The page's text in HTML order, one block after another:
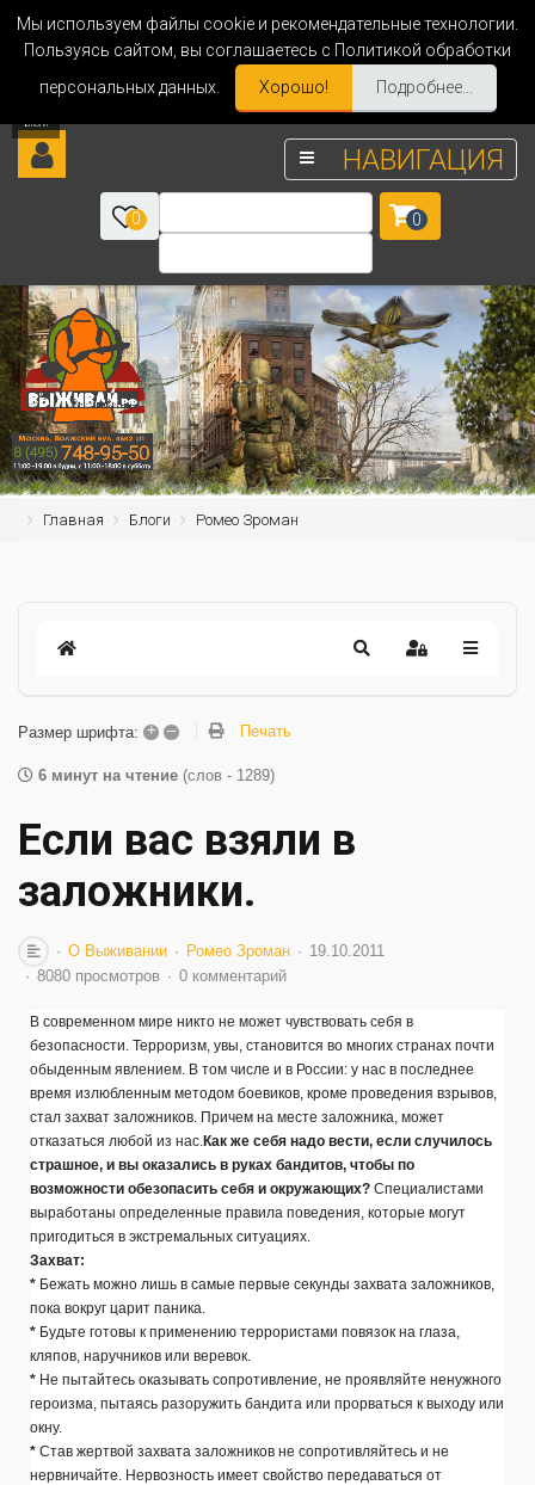
Мы используем файлы cookie и рекомендательные технологии.
Пользуясь сайтом, вы соглашаетесь с Политикой обработки
персональных данных.
Хорошо! Подробнее...
НАВИГАЦИЯ
0 0
Главная Блоги Ромео Зроман
Размер шрифта: + – Печать
6 минут на чтение (слов - 1289)
Если вас взяли в
заложники.
О Выживании Ромео Зроман
19.10.2011
8080 просмотров
0 комментарий
В современном мире никто не может чувствовать себя в
безопасности. Терроризм, увы, становится во многих странах почти
обыденным явлением. В том числе и в России: у нас в последнее
время излюбленным методом боевиков, кроме проведения взрывов,
стал захват заложников. Причем на месте заложника, может
отказаться любой из нас.Как же себя надо вести, если случилось
страшное, и вы оказались в руках бандитов, чтобы по
возможности обезопасить себя и окружающих? Специалистами
выработаны определенные правила поведения, которые могут
пригодиться в экстремальных ситуациях.
Захват:
* Бежать можно лишь в самые первые секунды захвата заложников,
пока вокруг царит паника.
* Будьте готовы к применению террористами повязок на глаза,
кляпов, наручников или веревок.
* Не пытайтесь оказывать сопротивление, не проявляйте ненужного
героизма, пытаясь разоружить бандита или прорваться к выходу или
окну.
* Став жертвой захвата заложников не сопротивляйтесь и не
нервничайте. Нервозность имеет свойство передаваться от